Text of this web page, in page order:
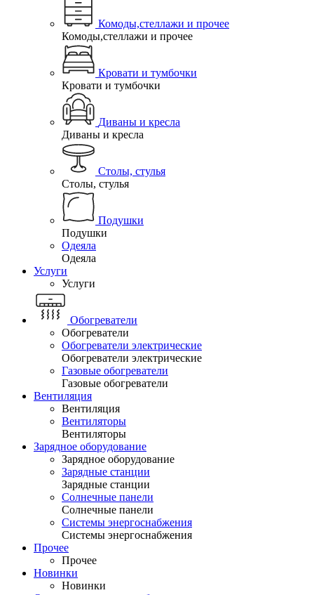
Комоды,стеллажи и прочее
Комоды,стеллажи и прочее
Кровати и тумбочки
Кровати и тумбочки
Диваны и кресла
Диваны и кресла
Столы, стулья
Столы, стулья
Подушки
Подушки
Одеяла
Одеяла
Услуги
Услуги
Обогреватели
Обогреватели
Обогреватели электрические
Обогреватели электрические
Газовые обогреватели
Газовые обогреватели
Вентиляция
Вентиляция
Вентиляторы
Вентиляторы
Зарядное оборудование
Зарядное оборудование
Зарядные станции
Зарядные станции
Солнечные панели
Солнечные панели
Системы энергоснабжения
Системы энергоснабжения
Прочее
Прочее
Новинки
Новинки